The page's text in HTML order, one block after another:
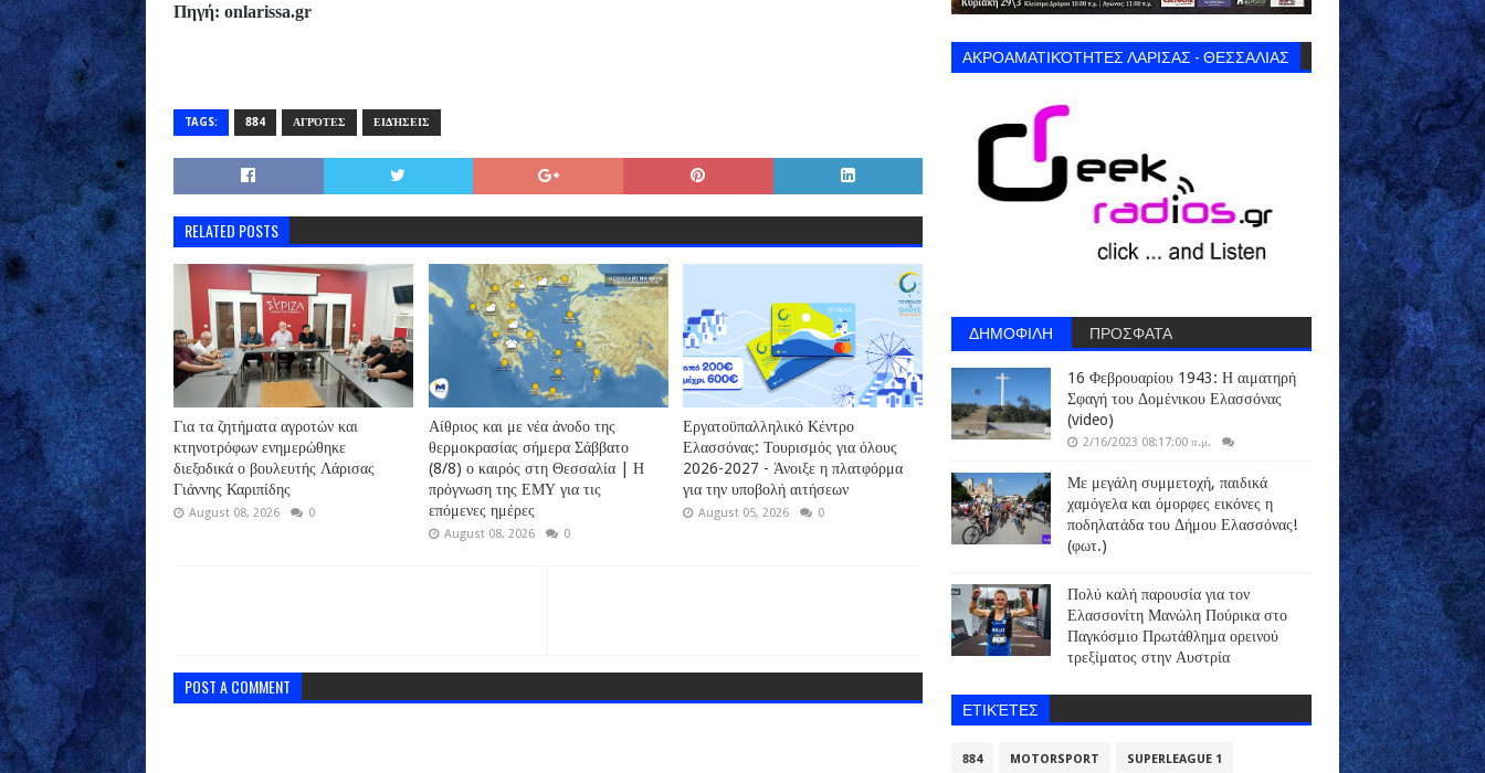
Πηγή: onlarissa.gr
TAGS: 884 ΑΓΡΌΤΕΣ ΕΙΔΉΣΕΙΣ
RELATED POSTS
Για τα ζητήματα αγροτών και
κτηνοτρόφων ενημερώθηκε
διεξοδικά ο βουλευτής Λάρισας
Γιάννης Καριπίδης
August 08, 2026 0
Αίθριος και με νέα άνοδο της
θερμοκρασίας σήμερα Σάββατο
(8/8) ο καιρός στη Θεσσαλία | Η
πρόγνωση της ΕΜΥ για τις
επόμενες ημέρες
August 08, 2026 0
Εργατοϋπαλληλικό Κέντρο
Ελασσόνας: Τουρισμός για όλους
2026-2027 - Άνοιξε η πλατφόρμα
για την υποβολή αιτήσεων
August 05, 2026 0
POST A COMMENT
ΑΚΡΟΑΜΑΤΙΚΌΤΗΤΕΣ ΛΑΡΙΣΑΣ - ΘΕΣΣΑΛΙΑΣ
ΔΗΜΟΦΙΛΗ ΠΡΟΣΦΑΤΑ
16 Φεβρουαρίου 1943: Η αιματηρή
Σφαγή του Δομένικου Ελασσόνας
(video)
2/16/2023 08:17:00 π.μ.
Με μεγάλη συμμετοχή, παιδικά
χαμόγελα και όμορφες εικόνες η
ποδηλατάδα του Δήμου Ελασσόνας!
(φωτ.)
Πολύ καλή παρουσία για τον
Ελασσονίτη Μανώλη Πούρικα στο
Παγκόσμιο Πρωτάθλημα ορεινού
τρεξίματος στην Αυστρία
ΕΤΙΚΈΤΕΣ
884 MOTORSPORT SUPERLEAGUE 1